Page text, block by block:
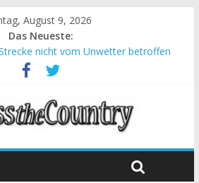
August 9, 2026
Das Neueste:
nicht vom Unwetter betroffen
Mountainbike-Bundesliga
Siege für Carod und Richards
Bike Race: Weltmeister Seewald führt
beim ersten XCO-Rennen der